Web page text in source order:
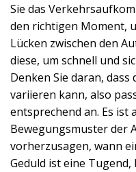
Sie das
den richtigen Moment,
Lücken zwischen den
diese, um schnell und
Denken Sie daran,
variieren kann, also
entsprechend an. Es ist
Bewegungsmuster der
vorherzusagen, wann
Geduld ist eine Tugend,